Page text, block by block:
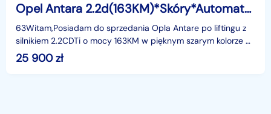
Opel Antara 2.2d(163KM)*Skóry*Automat*2xParktronik*Klimatronik*I Wł*Alu18"ASO
63Witam,Posiadam do sprzedania Opla Antare po liftingu z
silnikiem 2.2CDTi o mocy 163KM w pięknym szarym kolorze w
bogatej wersji wyposażenia i z rewelacyjnym S
25 900zł